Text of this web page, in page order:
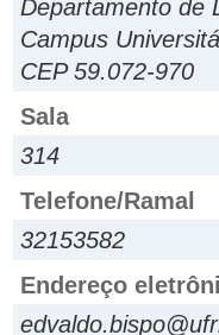
Departamento de
Campus
CEP 59.072-970
Sala
314
Telefone/Ramal
32153582
Endereço